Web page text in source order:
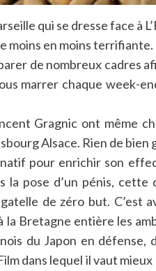
qui se dresse face à
moins en moins terrifiante.
de nombreux cadres
marrer chaque week-
Gragnic ont même
Alsace. Rien de
pour enrichir son
la pose d’un pénis,
de zéro but. C’est
Bretagne entière les
du Japon en
dans lequel il vaut